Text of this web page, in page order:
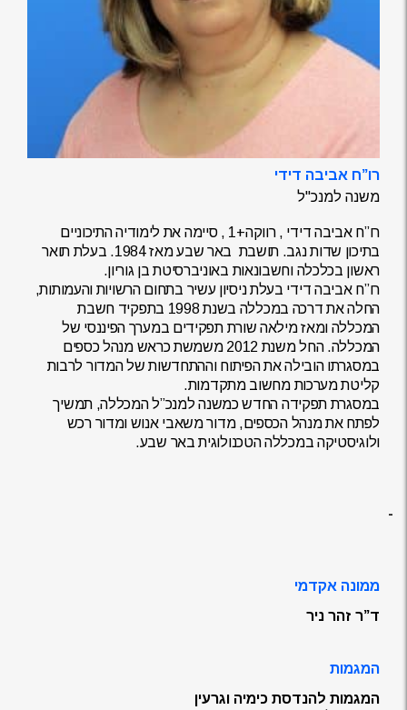
רו”ח אביבה דידי
משנה למנכ"ל
רו”ח אביבה דידי , רווקה+1 , סיימה את לימודיה התיכוניים
בתיכון שדות נגב. תושבת באר שבע מאז 1984. בעלת תואר
ראשון בכלכלה וחשבונאות באוניברסיטת בן גוריון.
רו”ח אביבה דידי בעלת ניסיון עשיר בתחום הרשויות והעמותות,
החלה את דרכה במכללה בשנת 1998 בתפקיד חשבת
המכללה ומאז מילאה שורת תפקידים במערך הפיננסי של
המכללה. החל משנת 2012 משמשת כראש מנהל כספים
במסגרתו הובילה את הפיתוח וההתחדשות של המדור לרבות
קליטת מערכות מחשוב מתקדמות.
במסגרת תפקידה החדש כמשנה למנכ”ל המכללה, תמשיך
לפתח את מנהל הכספים, מדור משאבי אנוש ומדור רכש
ולוגיסטיקה במכללה הטכנולוגית באר שבע.
-
ממונה אקדמי
ד”ר זהר ניר
המגמות
המגמות להנדסת כימיה וגרעין